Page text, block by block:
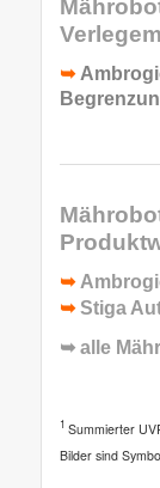
➥
➥
➥ Stiga
➥ alle
1 Summierter
Bilder sind